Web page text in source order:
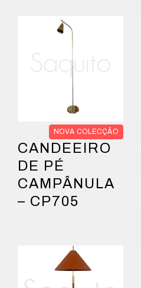
NOVA COLECÇÃO
CANDEEIRO
DE PÉ
CAMPÂNULA
– CP705